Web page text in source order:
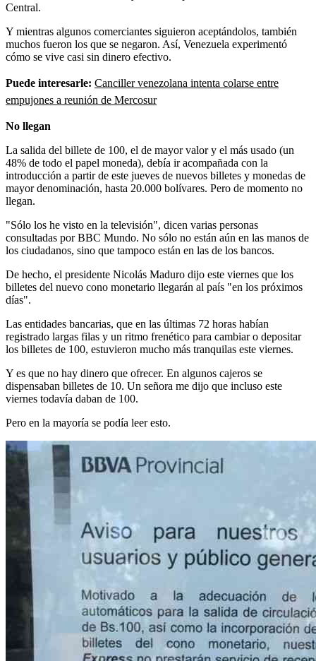
Central.
Y mientras algunos comerciantes siguieron aceptándolos, también
muchos fueron los que se negaron. Así, Venezuela experimentó
cómo se vive casi sin dinero efectivo.
Puede interesarle: Canciller venezolana intenta colarse entre
empujones a reunión de Mercosur
No llegan
La salida del billete de 100, el de mayor valor y el más usado (un
48% de todo el papel moneda), debía ir acompañada con la
introducción a partir de este jueves de nuevos billetes y monedas de
mayor denominación, hasta 20.000 bolívares. Pero de momento no
llegan.
"Sólo los he visto en la televisión", dicen varias personas
consultadas por BBC Mundo. No sólo no están aún en las manos de
los ciudadanos, sino que tampoco están en las de los bancos.
De hecho, el presidente Nicolás Maduro dijo este viernes que los
billetes del nuevo cono monetario llegarán al país "en los próximos
días".
Las entidades bancarias, que en las últimas 72 horas habían
registrado largas filas y un ritmo frenético para cambiar o depositar
los billetes de 100, estuvieron mucho más tranquilas este viernes.
Y es que no hay dinero que ofrecer. En algunos cajeros se
dispensaban billetes de 10. Un señora me dijo que incluso este
viernes todavía daban de 100.
Pero en la mayoría se podía leer esto.